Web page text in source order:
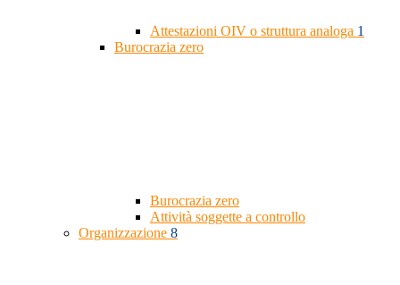
Attestazioni OIV o struttura analoga 1
Burocrazia zero
Burocrazia zero
Attività soggette a controllo
Organizzazione 8